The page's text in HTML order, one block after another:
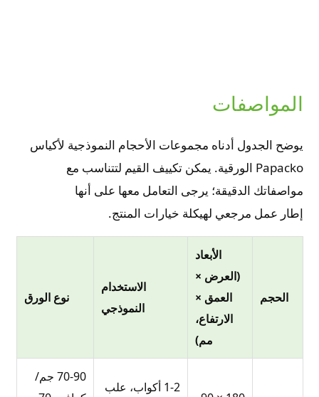
المواصفات
يوضح الجدول أدناه مجموعات الأحجام النموذجية لأكياس
Papacko الورقية. يمكن تكييف القيم لتتناسب مع
مواصفاتك الدقيقة؛ يرجى التعامل معها على أنها
إطار عمل مرجعي لهيكلة خيارات المنتج.
الحجم
الأبعاد
(العرض ×
العمق ×
الارتفاع،
مم)
الاستخدام
النموذجي
نوع الورق
1-2 أكواب، علب
70-90 جم/